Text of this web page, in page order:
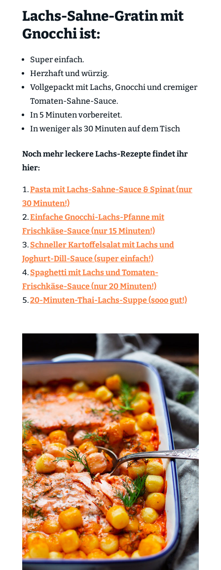
Lachs-Sahne-Gratin mit
Gnocchi ist:
Super einfach.
Herzhaft und würzig.
Vollgepackt mit Lachs, Gnocchi und cremiger
Tomaten-Sahne-Sauce.
In 5 Minuten vorbereitet.
In weniger als 30 Minuten auf dem Tisch
Noch mehr leckere Lachs-Rezepte findet ihr
hier:
Pasta mit Lachs-Sahne-Sauce & Spinat (nur
30 Minuten!)
Einfache Gnocchi-Lachs-Pfanne mit
Frischkäse-Sauce (nur 15 Minuten!)
Schneller Kartoffelsalat mit Lachs und
Joghurt-Dill-Sauce (super einfach!)
Spaghetti mit Lachs und Tomaten-
Frischkäse-Sauce (nur 20 Minuten!)
20-Minuten-Thai-Lachs-Suppe (sooo gut!)